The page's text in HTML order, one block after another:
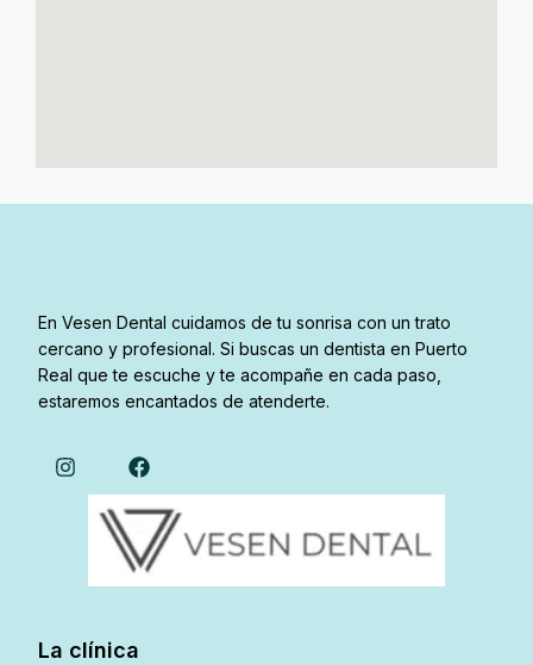
En Vesen Dental cuidamos de tu sonrisa con un trato
cercano y profesional. Si buscas un dentista en Puerto
Real que te escuche y te acompañe en cada paso,
estaremos encantados de atenderte.
La clínica